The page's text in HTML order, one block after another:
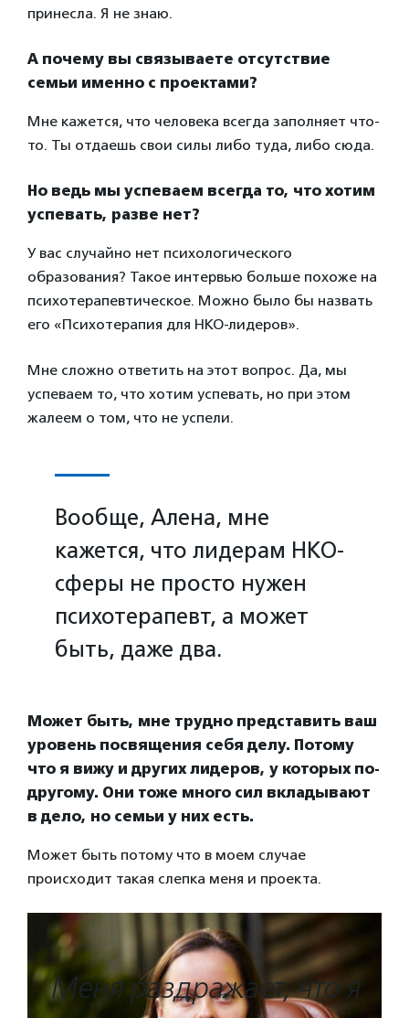
принесла. Я не знаю.
А почему вы связываете отсутствие
семьи именно с проектами?
Мне кажется, что человека всегда заполняет что-
то. Ты отдаешь свои силы либо туда, либо сюда.
Но ведь мы успеваем всегда то, что хотим
успевать, разве нет?
У вас случайно нет психологического
образования? Такое интервью больше похоже на
психотерапевтическое. Можно было бы назвать
его «Психотерапия для НКО-лидеров».
Мне сложно ответить на этот вопрос. Да, мы
успеваем то, что хотим успевать, но при этом
жалеем о том, что не успели.
Вообще, Алена, мне
кажется, что лидерам НКО-
сферы не просто нужен
психотерапевт, а может
быть, даже два.
Может быть, мне трудно представить ваш
уровень посвящения себя делу. Потому
что я вижу и других лидеров, у которых по-
другому. Они тоже много сил вкладывают
в дело, но семьи у них есть.
Может быть потому что в моем случае
происходит такая слепка меня и проекта.
Меня раздражает, что я